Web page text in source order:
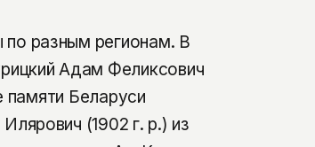
по разным регионам. В
Адам Феликсович
памяти Беларуси
(1902 г. р.) из